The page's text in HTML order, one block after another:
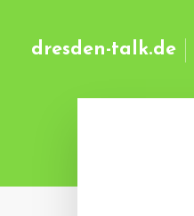
dresden-talk.de